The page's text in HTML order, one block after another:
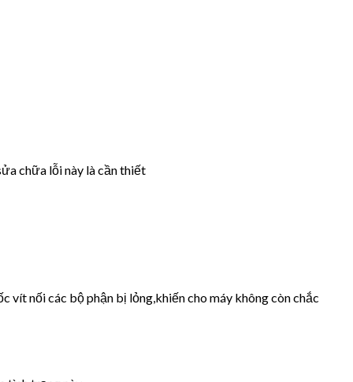
chữa lỗi này là cần thiết
vít nối các bộ phận bị lỏng,khiến cho máy không còn chắc